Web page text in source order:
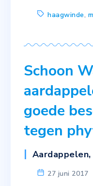
haagwinde,
Schoon
goede
tegen
Aardappelen,
27 juni 2017